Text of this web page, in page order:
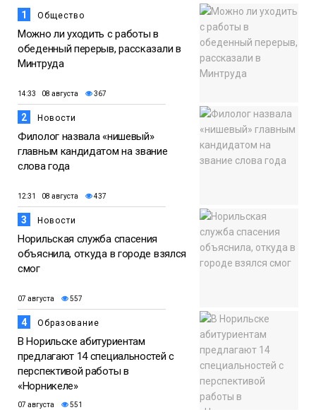
1 Общество
Можно ли уходить с работы в
обеденный перерыв, рассказали в
Минтруда
14:33 08 августа 367
2 Новости
Филолог назвала «нишевый»
главным кандидатом на звание
слова года
12:31 08 августа 437
3 Новости
Норильская служба спасения
объяснила, откуда в городе взялся
смог
07 августа 557
4 Образование
В Норильске абитуриентам
предлагают 14 специальностей с
перспективой работы в
«Норникеле»
07 августа 551